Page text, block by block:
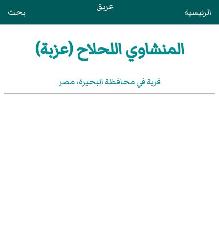
الرئيسية عريق بحث
المنشاوي اللحلاح (عزبة)
قرية في محافظة البحيرة‏، مصر